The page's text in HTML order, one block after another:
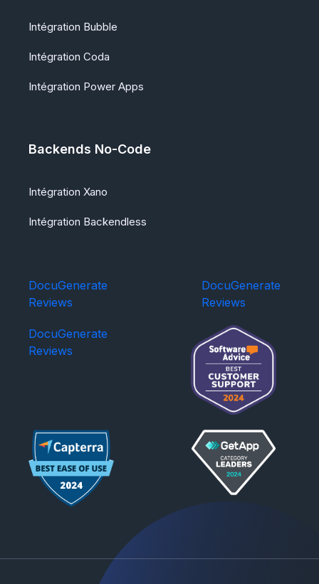
Intégration Bubble
Intégration Coda
Intégration Power Apps
Backends No-Code
Intégration Xano
Intégration Backendless
DocuGenerate
Reviews
DocuGenerate
Reviews
DocuGenerate
Reviews